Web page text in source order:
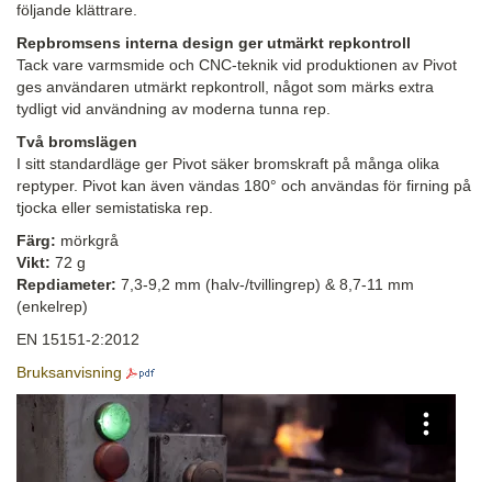
följande klättrare.
Repbromsens interna design ger utmärkt repkontroll
Tack vare varmsmide och CNC-teknik vid produktionen av Pivot
ges användaren utmärkt repkontroll, något som märks extra
tydligt vid användning av moderna tunna rep.
Två bromslägen
I sitt standardläge ger Pivot säker bromskraft på många olika
reptyper. Pivot kan även vändas 180° och användas för firning på
tjocka eller semistatiska rep.
Färg: mörkgrå
Vikt: 72 g
Repdiameter: 7,3-9,2 mm (halv-/tvillingrep) & 8,7-11 mm
(enkelrep)
EN 15151-2:2012
Bruksanvisning